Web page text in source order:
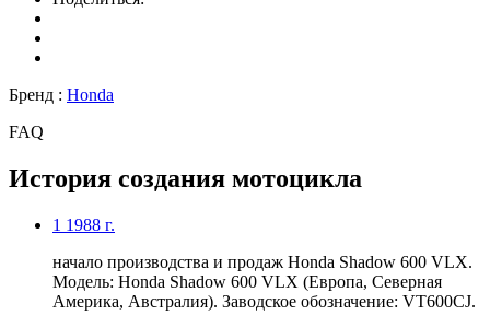
Бренд : Honda
FAQ
История создания мотоцикла
1 1988 г.
начало производства и продаж Honda Shadow 600 VLX.
Модель: Honda Shadow 600 VLX (Европа, Северная
Америка, Австралия). Заводское обозначение: VT600CJ.